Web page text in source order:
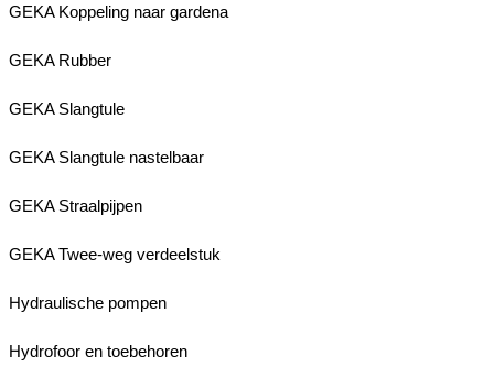
GEKA Koppeling naar gardena
GEKA Rubber
GEKA Slangtule
GEKA Slangtule nastelbaar
GEKA Straalpijpen
GEKA Twee-weg verdeelstuk
Hydraulische pompen
Hydrofoor en toebehoren